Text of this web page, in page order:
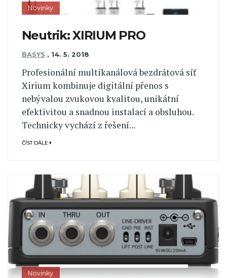
Novinky
Neutrik: XIRIUM PRO
BASYS , 14. 5. 2018
Profesionální multikanálová bezdrátová síť
Xirium kombinuje digitální přenos s
nebývalou zvukovou kvalitou, unikátní
efektivitou a snadnou instalací a obsluhou.
Technicky vychází z řešení...
ČÍST DÁLE
Novinky